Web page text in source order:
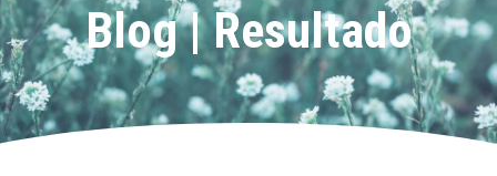
Blog | Resultado